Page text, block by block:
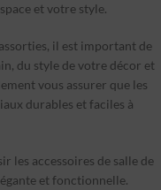
et votre style.
il est important de
du style de votre décor et
vous assurer que les
durables et faciles à
les accessoires de salle de
et fonctionnelle.